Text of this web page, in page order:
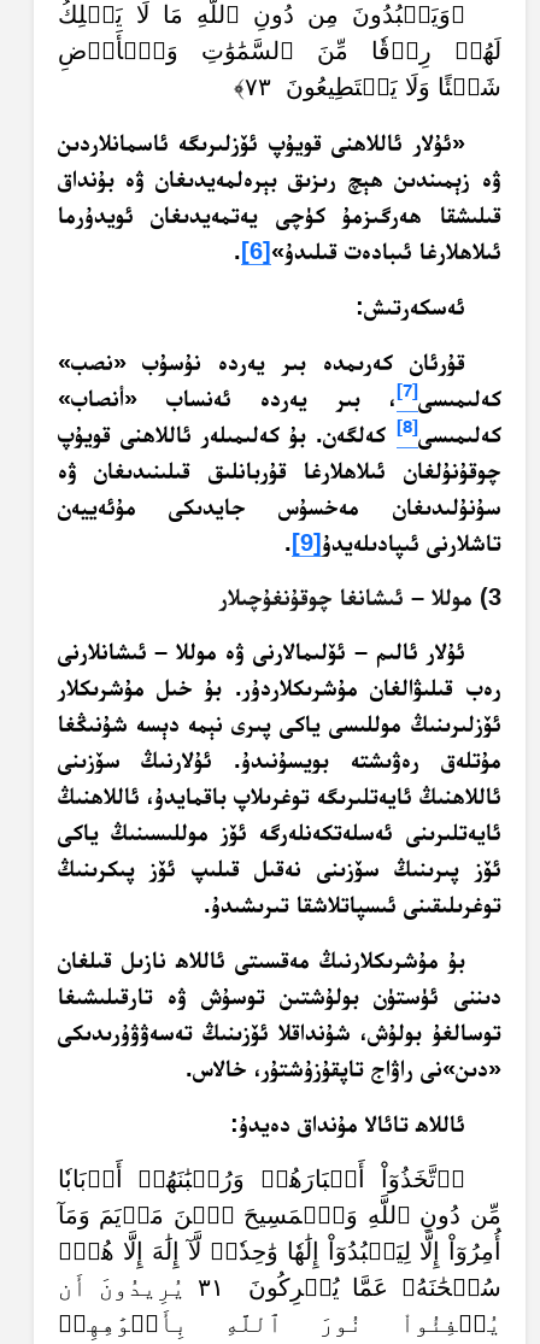
﴿وَيَعۡبُدُونَ مِن دُونِ ٱللَّهِ مَا لَا يَمۡلِكُ
لَهُمۡ رِزۡقٗا مِّنَ ٱلسَّمَٰوَٰتِ وَٱلۡأَرۡضِ
شَيۡئًا وَلَا يَسۡتَطِيعُونَ ٧٣﴾
«ئۇلار ئاللاھنى قويۇپ ئۆزلىرىگە ئاسمانلاردىن
ۋە زېمىندىن ھېچ رىزىق بېرەلمەيدىغان ۋە بۇنداق
قىلىشقا ھەرگىزمۇ كۈچى يەتمەيدىغان ئويدۇرما
ئىلاھلارغا ئىبادەت قىلىدۇ»[6]
.
ئەسكەرتىش:
قۇرئان كەرىمدە بىر يەردە نۇسۇب «نصب»
كەلىمىسى[7]
، بىر يەردە ئەنساب «أنصاب»
كەلىمىسى[8]
كەلگەن. بۇ كەلىمىلەر ئاللاھنى قويۇپ
چوقۇنۇلغان ئىلاھلارغا قۇربانلىق قىلىنىدىغان ۋە
سۇنۇلىدىغان مەخسۇس جايدىكى مۇئەييەن
تاشلارنى ئىپادىلەيدۇ[9]
.
3) موللا – ئىشانغا چوقۇنغۇچىلار
ئۇلار ئالىم – ئۆلىمالارنى ۋە موللا – ئىشانلارنى
رەب قىلىۋالغان مۇشرىكلاردۇر. بۇ خىل مۇشرىكلار
ئۆزلىرىنىڭ موللىسى ياكى پىرى نېمە دېسە شۇنىڭغا
مۇتلەق رەۋىشتە بويسۇنىدۇ. ئۇلارنىڭ سۆزىنى
ئاللاھنىڭ ئايەتلىرىگە توغرىلاپ باقمايدۇ، ئاللاھنىڭ
ئايەتلىرىنى ئەسلەتكەنلەرگە ئۆز موللىسىنىڭ ياكى
ئۆز پىرىنىڭ سۆزىنى نەقىل قىلىپ ئۆز پىكرىنىڭ
توغرىلىقىنى ئىسپاتلاشقا تىرىشىدۇ.
بۇ مۇشرىكلارنىڭ مەقسىتى ئاللاھ نازىل قىلغان
دىننى ئۈستۈن بولۇشتىن توسۇش ۋە تارقىلىشىغا
توسالغۇ بولۇش، شۇنداقلا ئۆزىنىڭ تەسەۋۋۇرىدىكى
«دىن»نى راۋاج تاپقۇزۇشتۇر، خالاس.
ئاللاھ تائالا مۇنداق دەيدۇ:
﴿ٱتَّخَذُوٓاْ أَحۡبَارَهُمۡ وَرُهۡبَٰنَهُمۡ أَرۡبَابٗا
مِّن دُونِ ٱللَّهِ وَٱلۡمَسِيحَ ٱبۡنَ مَرۡيَمَ وَمَآ
أُمِرُوٓاْ إِلَّا لِيَعۡبُدُوٓاْ إِلَٰهٗا وَٰحِدٗاۖ لَّآ إِلَٰهَ إِلَّا هُوَۚ
سُبۡحَٰنَهُۥ عَمَّا يُشۡرِكُونَ ٣١ يُرِيدُونَ أَن
يُطۡفِئُواْ نُورَ ٱللَّهِ بِأَفۡوَٰهِهِمۡ